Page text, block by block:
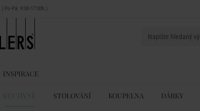
( Po-Pá: 9:00-17:00h )
INSPIRACE
KUCHYNĚ STOLOVÁNÍ KOUPELNA DÁRKY